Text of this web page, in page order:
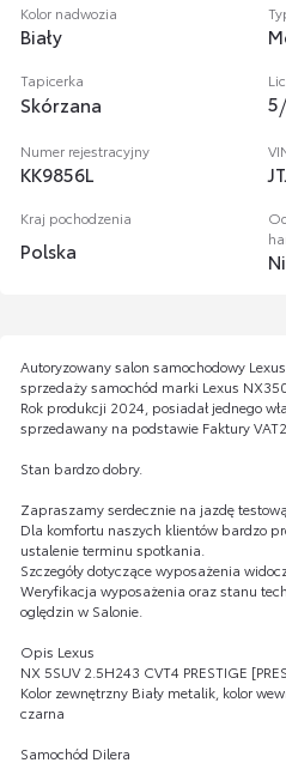
Kolor nadwozia
Biały
Tapicerka
Skórzana 5/
Numer rejestracyjny
KK9856L
Kraj pochodzenia
Polska
Autoryzowany salon samochodowy
sprzedaży samochód marki Lexus
Rok produkcji 2024, posiadał jednego
sprzedawany na podstawie Faktury
Stan bardzo dobry.
Zapraszamy serdecznie na jazdę
Dla komfortu naszych klientów bardzo
ustalenie terminu spotkania.
Szczegóły dotyczące wyposażenia
Weryfikacja wyposażenia oraz stanu
oględzin w Salonie.
Opis Lexus
NX 5SUV 2.5H243 CVT4 PRESTIGE
Kolor zewnętrzny Biały metalik, kolor
czarna
Samochód Dilera